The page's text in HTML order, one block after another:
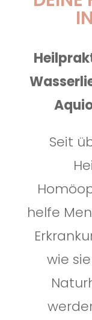
Seit
helfe
wie